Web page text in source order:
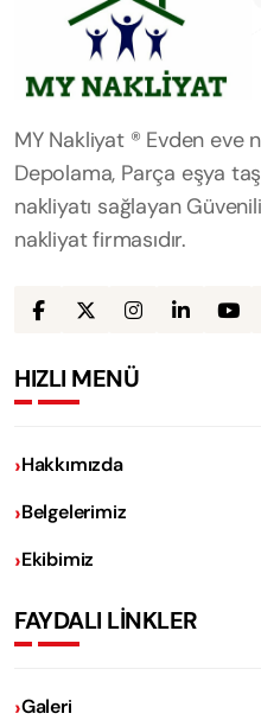
MY Nakliyat ® Evden eve
Depolama, Parça eşya
nakliyatı sağlayan
nakliyat firmasıdır.
HIZLI MENÜ
Hakkımızda
Belgelerimiz
Ekibimiz
FAYDALI LİNKLER
Galeri